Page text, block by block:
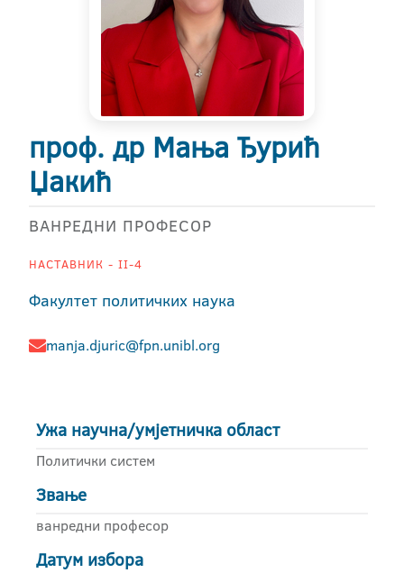
проф. др Мања Ђурић
Џакић
ВАНРЕДНИ ПРОФЕСОР
НАСТАВНИК - II-4
Факултет политичких наука
manja.djuric@fpn.unibl.org
Ужа научна/умјетничка област
Политички систем
Звање
ванредни професор
Датум избора